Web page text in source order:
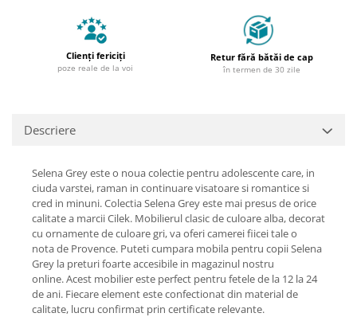
Clienți fericiți
poze reale de la voi
Retur fără bătăi de cap
în termen de 30 zile
Descriere
Selena Grey este o noua colectie pentru adolescente care, in
ciuda varstei, raman in continuare visatoare si romantice si
cred in minuni. Colectia Selena Grey este mai presus de orice
calitate a marcii Cilek. Mobilierul clasic de culoare alba, decorat
cu ornamente de culoare gri, va oferi camerei fiicei tale o
nota de Provence. Puteti cumpara mobila pentru copii Selena
Grey la preturi foarte accesibile in magazinul nostru
online. Acest mobilier este perfect pentru fetele de la 12 la 24
de ani. Fiecare element este confectionat din material de
calitate, lucru confirmat prin certificate relevante.